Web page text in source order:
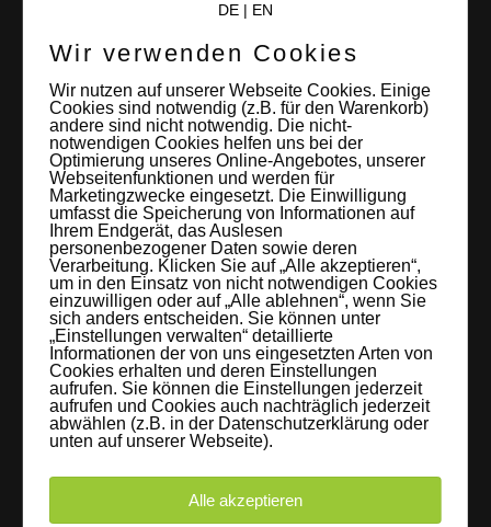
braucht: Technik, Platz, Couch und Kaffee. Folgt uns!
Letzte Beiträge
60 Jahre WG UNITAS eG [Scholz & Heinz]
9. Oktober 2017
FLAMINGOCAT Premium Collection [Susann
Jehnichen]
24. Juli 2017
Es regnet im Studio [Sons Of Motion]
5. Juli 2017
DE| EN
Wir verwenden Cookies
Wir nutzen auf unserer Webseite Cookies. Einige
Cookies sind notwendig (z.B. für den Warenkorb)
andere sind nicht notwendig. Die nicht-
notwendigen Cookies helfen uns bei der
Optimierung unseres Online-Angebotes, unserer
Webseitenfunktionen und werden für
Marketingzwecke eingesetzt. Die Einwilligung
umfasst die Speicherung von Informationen auf
Ihrem Endgerät, das Auslesen
personenbezogener Daten sowie deren
Verarbeitung. Klicken Sie auf „Alle akzeptieren“,
um in den Einsatz von nicht notwendigen Cookies
einzuwilligen oder auf „Alle ablehnen“, wenn Sie
sich anders entscheiden. Sie können unter
„Einstellungen verwalten“ detaillierte
Informationen der von uns eingesetzten Arten von
Cookies erhalten und deren Einstellungen
aufrufen. Sie können die Einstellungen jederzeit
aufrufen und Cookies auch nachträglich jederzeit
abwählen (z.B. in der Datenschutzerklärung oder
unten auf unserer Webseite).
Alle akzeptieren